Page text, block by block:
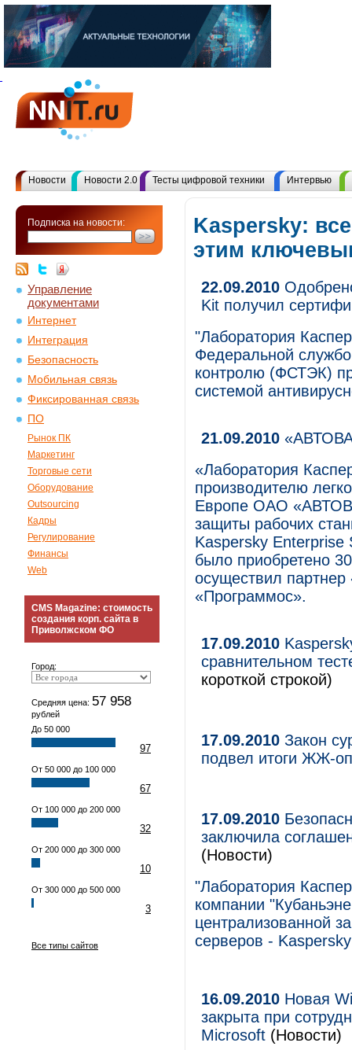
Новости Новости 2.0 Тесты цифровой техники Интервью
Подписка на новости:
Управление
документами
Интернет
Интеграция
Безопасность
Мобильная связь
Фиксированная связь
ПО
Рынок ПК
Маркетинг
Торговые сети
Оборудование
Outsourcing
Кадры
Регулирование
Финансы
Web
CMS Magazine: стоимость
создания корп. сайта в
Приволжском ФО
Город:
Средняя цена: 57 958
рублей
До 50 000
97
От 50 000 до 100 000
67
От 100 000 до 200 000
32
От 200 000 до 300 000
10
От 300 000 до 500 000
3
Все типы сайтов
Kaspersky:
этим
22.09.2010
Kit получил
"Лаборатория
Федеральной
контролю (ФСТЭК)
системой
21.09.2010
«Лаборатория
производителю
Европе ОАО
защиты рабочих
Kaspersky Enterprise
было приобретено
осуществил партнер
«Программос».
17.09.2010
сравнительном
короткой строкой)
17.09.2010 Закон
подвел итоги ЖЖ-
17.09.2010
заключила
(Новости)
"Лаборатория
компании
централизованной
серверов -
16.09.2010 Новая
закрыта при
Microsoft (Новости)